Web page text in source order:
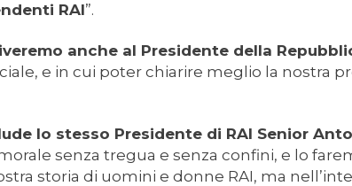
RAI”.
anche al Presidente della
e in cui poter chiarire meglio la nostra
lo stesso Presidente di RAI Senior
senza tregua e senza confini, e lo
storia di uomini e donne RAI, ma